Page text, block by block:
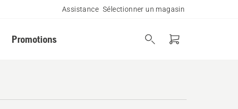
Assistance Sélectionner un magasin
Promotions